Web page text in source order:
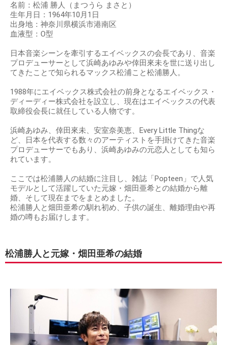
名前：松浦 勝人（まつうら まさと）
生年月日：1964年10月1日
出身地：神奈川県横浜市港南区
血液型：O型
日本音楽シーンを牽引するエイベックスの会長であり、音楽
プロデューサーとして浜崎あゆみや倖田來未を世に送り出し
てきたことで知られるマックス松浦こと松浦勝人。
1988年にエイベックス株式会社の前身となるエイベックス・
ディーディー株式会社を設立し、現在はエイベックスの代表
取締役会長に就任している人物です。
浜崎あゆみ、倖田來未、安室奈美恵、Every Little Thingな
ど、日本を代表する数々のアーティストを手掛けてきた音楽
プロデューサーでもあり、浜崎あゆみの元恋人としても知ら
れています。
ここでは松浦勝人の結婚に注目し、雑誌「Popteen」で人気
モデルとして活躍していた元嫁・畑田亜希との結婚から離
婚、そして現在までをまとめました。
松浦勝人と畑田亜希の馴れ初め、子供の誕生、離婚理由や再
婚の噂もお届けします。
松浦勝人と元嫁・畑田亜希の結婚